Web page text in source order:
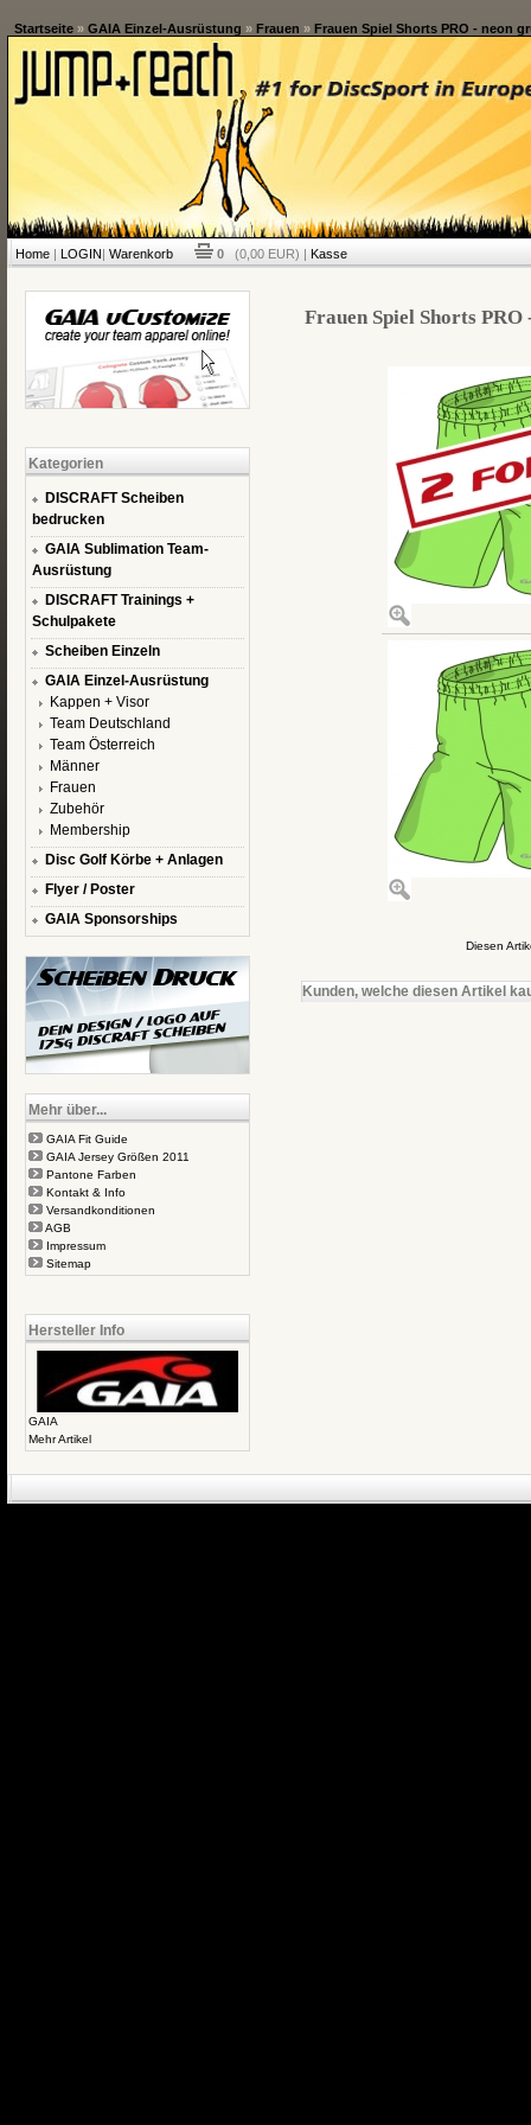
Startseite» GAIA Einzel-Ausrüstung » Frauen » Frauen Spiel Shorts PRO - neon
Home| LOGIN| Warenkorb 0 (0,00 EUR) | Kasse
Kategorien
DISCRAFT Scheiben
bedrucken
GAIA Sublimation Team-
Ausrüstung
DISCRAFT Trainings +
Schulpakete
Scheiben Einzeln
GAIA Einzel-Ausrüstung
Kappen + Visor
Team Deutschland
Team Österreich
Männer
Frauen
Zubehör
Membership
Disc Golf Körbe + Anlagen
Flyer / Poster
GAIA Sponsorships
Mehr über...
GAIA Fit Guide
GAIA Jersey Größen 2011
Pantone Farben
Kontakt & Info
Versandkonditionen
AGB
Impressum
Sitemap
Hersteller Info
GAIA
Mehr Artikel
Frauen Spiel Shorts
Diesen
Kunden, welche diesen Artikel